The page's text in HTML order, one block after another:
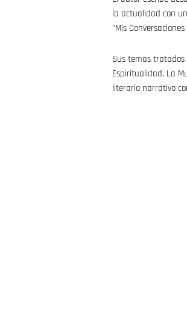
la actualidad con
"Mis
Sus temas
Espiritualidad, La
literario narrativo